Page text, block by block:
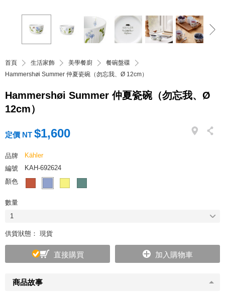
首頁 生活家飾 美學餐廚
餐碗盤碟
Hammershøi Summer 仲夏瓷碗（勿忘我、Ø 12cm）
Hammershøi Summer 仲夏瓷碗（勿忘我、Ø
12cm）
商品故事
定價 NT $1,600
品牌
Kähler
編號
KAH-692624
顏色
數量
1
供貨狀態： 現貨
直接購買 加入購物車